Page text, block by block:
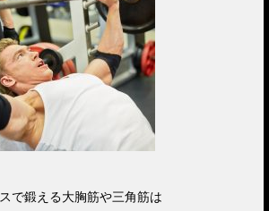
で鍛える大胸筋や三角筋は